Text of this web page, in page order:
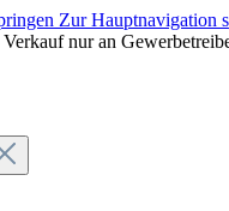
Zur Hauptnavigation
nur an